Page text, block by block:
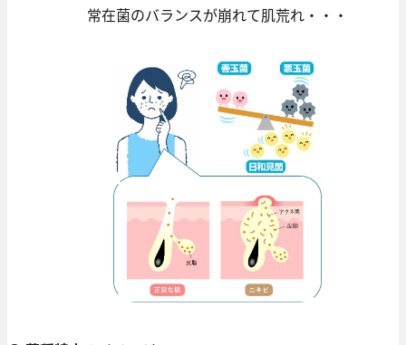
常在菌のバランスが崩れて肌荒れ・・・​